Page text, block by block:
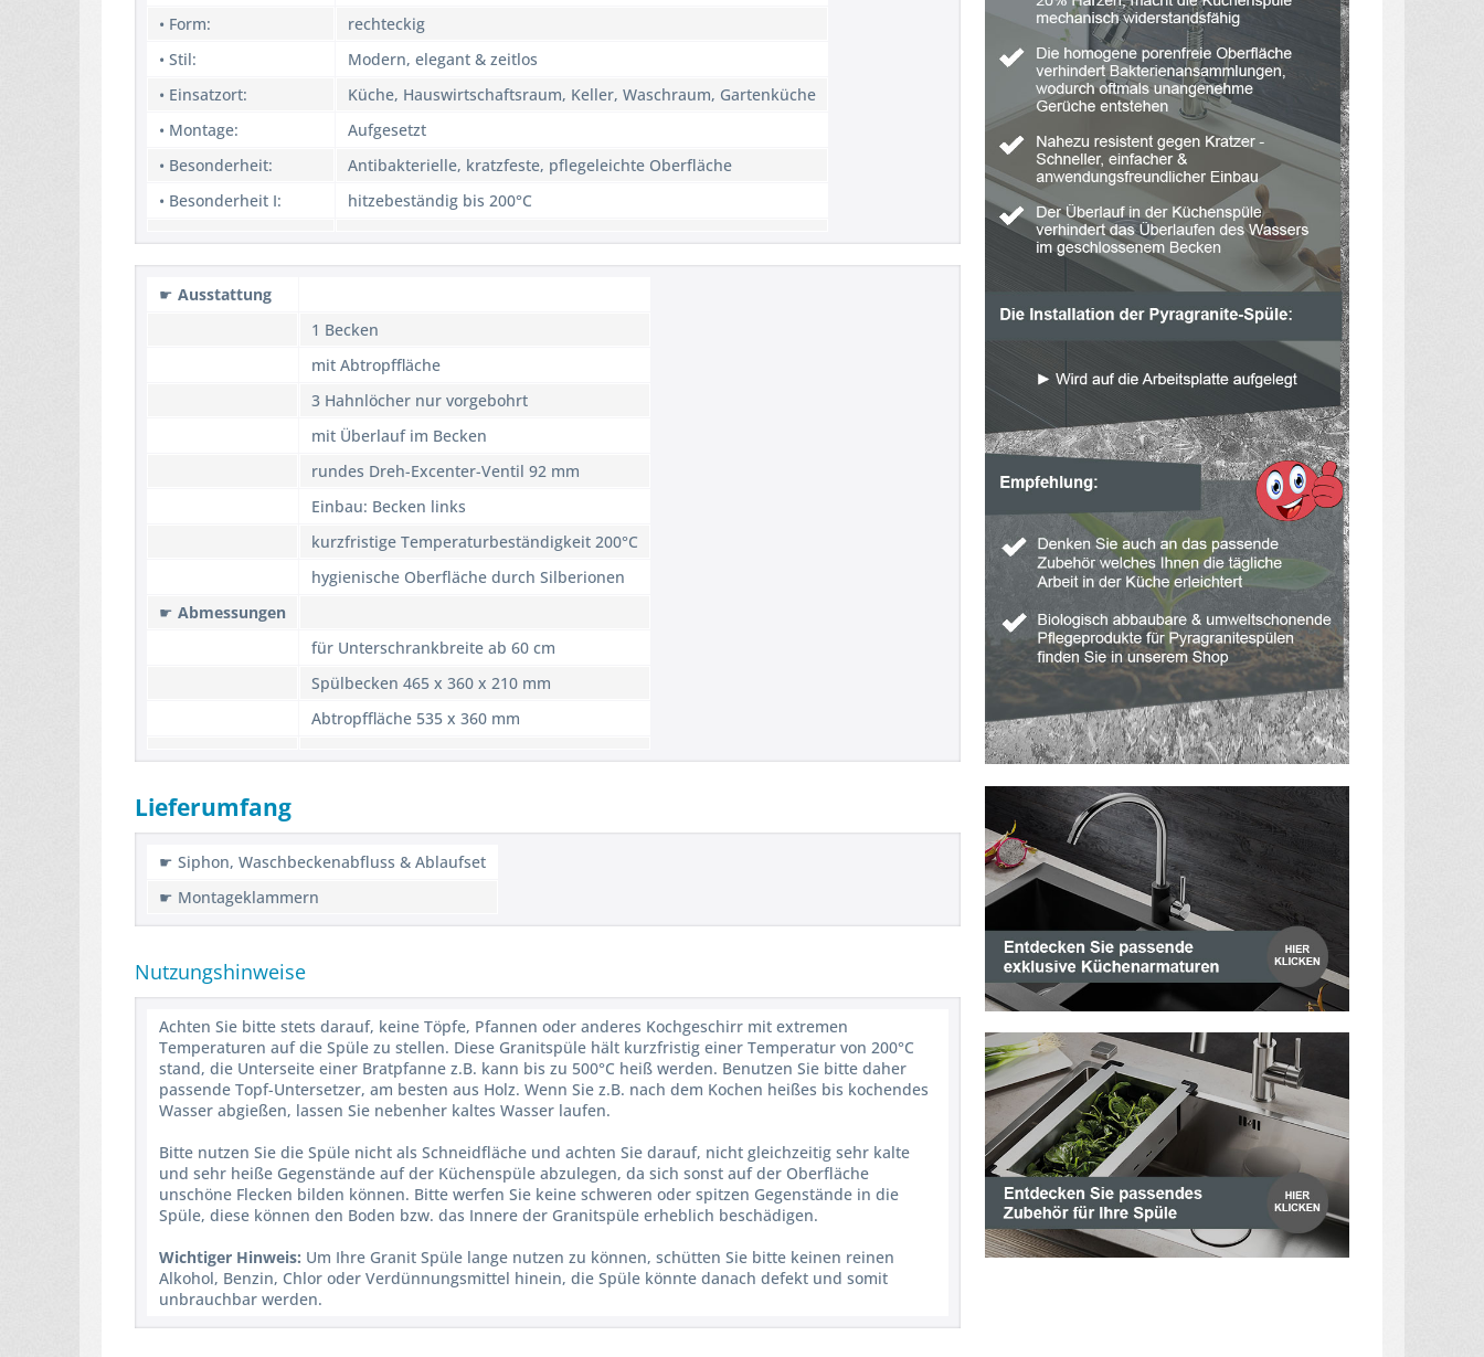
• Form:
rechteckig
• Stil:
Modern, elegant & zeitlos
• Einsatzort:
Küche, Hauswirtschaftsraum, Keller, Waschraum, Gartenküche
• Montage:
Aufgesetzt
• Besonderheit:
Antibakterielle, kratzfeste, pflegeleichte Oberfläche
• Besonderheit I:
hitzebeständig bis 200°C
☛ Ausstattung
1 Becken
mit Abtropffläche
3 Hahnlöcher nur vorgebohrt
mit Überlauf im Becken
rundes Dreh-Excenter-Ventil 92 mm
Einbau: Becken links
kurzfristige Temperaturbeständigkeit 200°C
hygienische Oberfläche durch Silberionen
☛ Abmessungen
für Unterschrankbreite ab 60 cm
Spülbecken 465 x 360 x 210 mm
Abtropffläche 535 x 360 mm
Lieferumfang
☛ Siphon, Waschbeckenabfluss & Ablaufset
☛ Montageklammern
Nutzungshinweise
Achten Sie bitte stets darauf, keine Töpfe, Pfannen oder anderes Kochgeschirr mit extremen
Temperaturen auf die Spüle zu stellen. Diese Granitspüle hält kurzfristig einer Temperatur von 200°C
stand, die Unterseite einer Bratpfanne z.B. kann bis zu 500°C heiß werden. Benutzen Sie bitte daher
passende Topf-Untersetzer, am besten aus Holz. Wenn Sie z.B. nach dem Kochen heißes bis kochendes
Wasser abgießen, lassen Sie nebenher kaltes Wasser laufen.
Bitte nutzen Sie die Spüle nicht als Schneidfläche und achten Sie darauf, nicht gleichzeitig sehr kalte
und sehr heiße Gegenstände auf der Küchenspüle abzulegen, da sich sonst auf der Oberfläche
unschöne Flecken bilden können. Bitte werfen Sie keine schweren oder spitzen Gegenstände in die
Spüle, diese können den Boden bzw. das Innere der Granitspüle erheblich beschädigen.
Wichtiger Hinweis: Um Ihre Granit Spüle lange nutzen zu können, schütten Sie bitte keinen reinen
Alkohol, Benzin, Chlor oder Verdünnungsmittel hinein, die Spüle könnte danach defekt und somit
unbrauchbar werden.